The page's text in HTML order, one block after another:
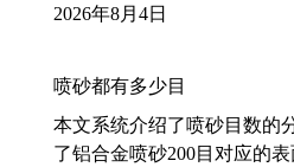
2026年8月4日
喷砂都有多少目
本文系统介绍了喷砂目数的
了铝合金喷砂200目对应的